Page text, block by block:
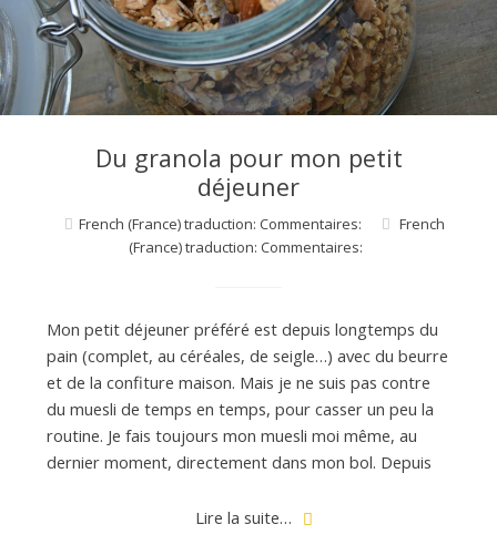
e
Du granola pour mon petit
déjeuner
French (France) traduction: Commentaires:
French
(France) traduction: Commentaires:
Mon petit déjeuner préféré est depuis longtemps du
pain (complet, au céréales, de seigle…) avec du beurre
et de la confiture maison. Mais je ne suis pas contre
du muesli de temps en temps, pour casser un peu la
routine. Je fais toujours mon muesli moi même, au
dernier moment, directement dans mon bol. Depuis
Lire la suite…